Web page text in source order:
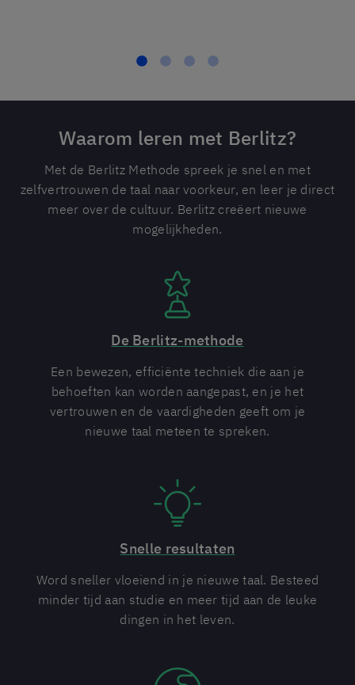
Waarom leren met Berlitz?
Met de Berlitz Methode spreek je snel en met
zelfvertrouwen de taal naar voorkeur, en leer je direct
meer over de cultuur. Berlitz creëert nieuwe
mogelijkheden.
De Berlitz-methode
Een bewezen, efficiënte techniek die aan je
behoeften kan worden aangepast, en je het
vertrouwen en de vaardigheden geeft om je
nieuwe taal meteen te spreken.
Snelle resultaten
Word sneller vloeiend in je nieuwe taal. Besteed
minder tijd aan studie en meer tijd aan de leuke
dingen in het leven.